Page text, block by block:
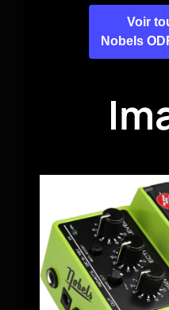
Voir
Nobels